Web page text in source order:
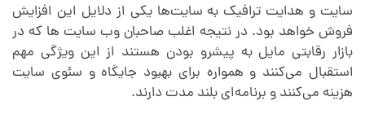
سایت و هدایت ترافیک به سایت‌ها یکی از دلایل این افزایش
فروش خواهد بود. در نتیجه اغلب صاحبان وب سایت ها که در
بازار رقابتی مایل به پیشرو بودن هستند از این ویژگی مهم
استقبال می‌کنند و همواره برای بهبود جایگاه و سئوی سایت
هزینه می‌کنند و برنامه‌ای بلند مدت دارند.